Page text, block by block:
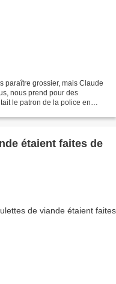
paraître grossier, mais Claude
nous prend pour des
le patron de la police en
étaient faites de